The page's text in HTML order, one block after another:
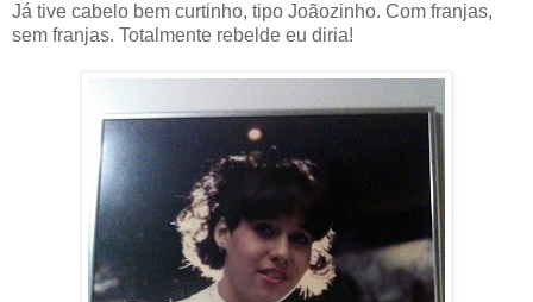
Já tive cabelo bem curtinho, tipo Joãozinho. Com franjas,
sem franjas. Totalmente rebelde eu diria!